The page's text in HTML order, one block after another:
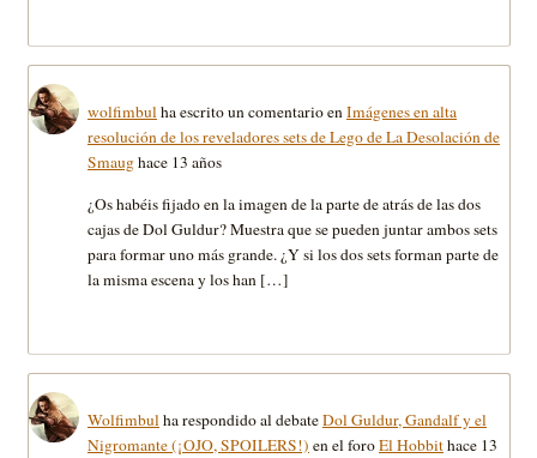
wolfimbulha escrito un comentario enImágenes en alta
resolución de los reveladores sets de Lego de La Desolación de
Smaughace 13 años
¿Os habéis fijado en la imagen de la parte de atrás de las dos
cajas de Dol Guldur? Muestra que se pueden juntar ambos sets
para formar uno más grande. ¿Y si los dos sets forman parte de
la misma escena y los han […]
Wolfimbulha respondido al debateDol Guldur, Gandalf y el
Nigromante (¡OJO, SPOILERS!) en el foroEl Hobbithace 13